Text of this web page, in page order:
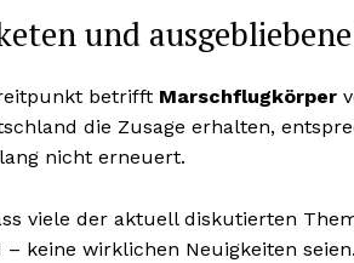
und
betrifft Marschflugkörper
die Zusage erhalten,
nicht erneuert.
viele der aktuell diskutierten
– keine wirklichen Neuigkeiten